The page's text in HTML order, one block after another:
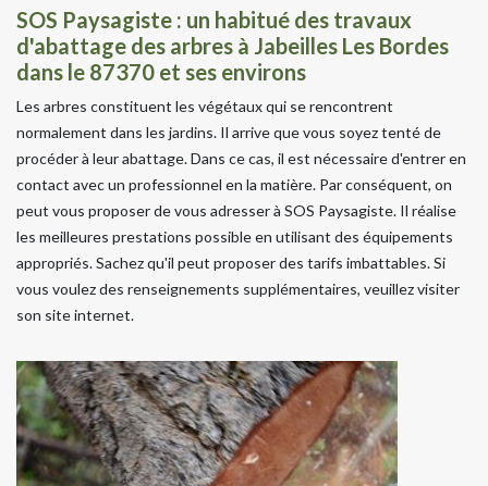
SOS Paysagiste : un habitué des travaux
d'abattage des arbres à Jabeilles Les Bordes
dans le 87370 et ses environs
Les arbres constituent les végétaux qui se rencontrent
normalement dans les jardins. Il arrive que vous soyez tenté de
procéder à leur abattage. Dans ce cas, il est nécessaire d'entrer en
contact avec un professionnel en la matière. Par conséquent, on
peut vous proposer de vous adresser à SOS Paysagiste. Il réalise
les meilleures prestations possible en utilisant des équipements
appropriés. Sachez qu'il peut proposer des tarifs imbattables. Si
vous voulez des renseignements supplémentaires, veuillez visiter
son site internet.